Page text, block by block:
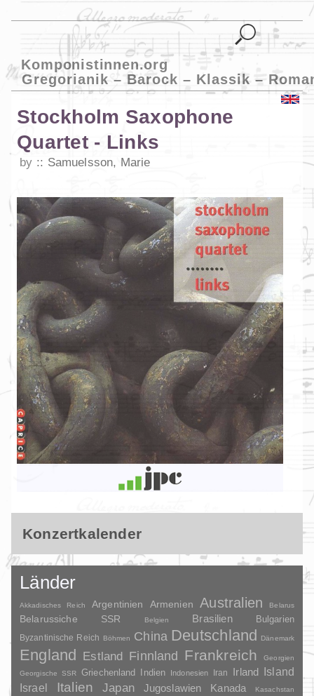
Komponistinnen.org
Gregorianik – Barock – Klassik –
Stockholm Saxophone
Quartet - Links
by Samuelsson, Marie
Konzertkalender
Länder
Akkadisches Reich Argentinien Armenien Australien Belarus
Belarussiche SSR Belgien Brasilien Bulgarien
Byzantinische Reich Böhmen China Deutschland Dänemark
England Estland Finnland Frankreich
Georgien
Georgische SSR
Griechenland Indien Indonesien Iran Irland
Island
Israel
Italien Japan Jugoslawien Kanada Kasachstan